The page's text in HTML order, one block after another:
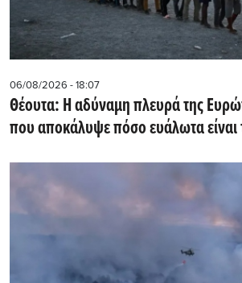
06/08/2026 - 18:07
Θέουτα: Η αδύναμη πλευρά της
που αποκάλυψε πόσο ευάλωτα είναι